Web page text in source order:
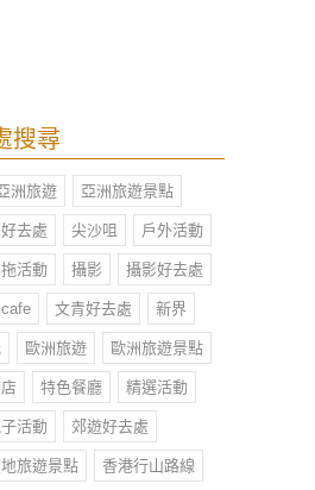
搜尋
洲旅遊 亞洲旅遊景點
去處 尖沙咀 戶外活動
活動 攝影 攝影好去處
文青好去處 新界
歐洲旅遊 歐洲旅遊景點
特色餐廳 精選活動
活動 郊遊好去處
旅遊景點 香港行山路線